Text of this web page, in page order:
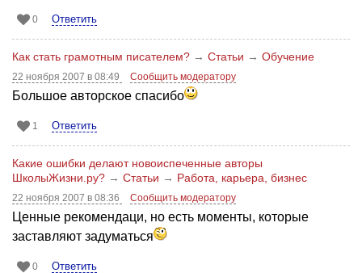
0 Ответить
Как стать грамотным писателем? → Статьи → Обучение
22 ноября 2007 в 08:49 Сообщить модератору
Большое авторское спасибо
1 Ответить
Какие ошибки делают новоиспеченные авторы
ШколыЖизни.ру? → Статьи → Работа, карьера, бизнес
22 ноября 2007 в 08:36 Сообщить модератору
Ценные рекомендаци, но есть моменты, которые
заставляют задуматься
0 Ответить